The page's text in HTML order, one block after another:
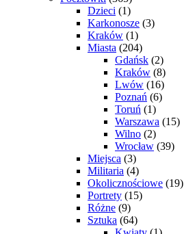
Dzieci (1)
Karkonosze (3)
Kraków (1)
Miasta (204)
Gdańsk (2)
Kraków (8)
Lwów (16)
Poznań (6)
Toruń (1)
Warszawa (15)
Wilno (2)
Wrocław (39)
Miejsca (3)
Militaria (4)
Okolicznościowe (19)
Portrety (15)
Różne (9)
Sztuka (64)